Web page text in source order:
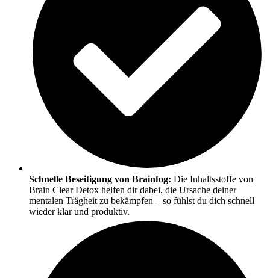
Schnelle Beseitigung von Brainfog: Die Inhaltsstoffe von
Brain Clear Detox helfen dir dabei, die Ursache deiner
mentalen Trägheit zu bekämpfen – so fühlst du dich schnell
wieder klar und produktiv.